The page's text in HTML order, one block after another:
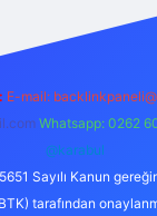
E-mail:
Whatsapp: 0262
@karabul
Sayılı Kanun
tarafından